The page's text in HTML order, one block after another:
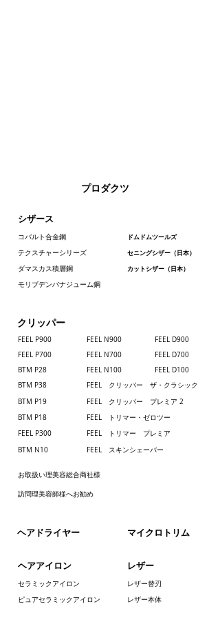
プロダクツ
シザース
コバルト合金鋼
テクスチャーシリーズ
ダマスカス積層鋼
ドムドムツールズ
セニングシザー（日本）
カットシザー（日本）
モリブデンバナジューム鋼
クリッパー
FEEL P900
FEEL P700
BTM P28
BTM P38
BTM P19
BTM P18
FEEL P300
BTM N10
FEEL N900
​FEEL N700
FEEL N100
FEEL D900
FEEL D700
FEEL D100
FEEL クリッパー ザ・クラシック
FEEL クリッパー プレミア 2
FEEL トリマー・ゼロツー
FEEL トリマー プレミア
FEEL スキンシェーバー
お取扱い理美容総合商社様
訪問理美容師様へお勧め
​ヘアドライヤー
ヘアアイロン
セラミックアイロン
ピュアセラミックアイロン
​マイクロトリム
レザー
レザー替刃
レザー本体